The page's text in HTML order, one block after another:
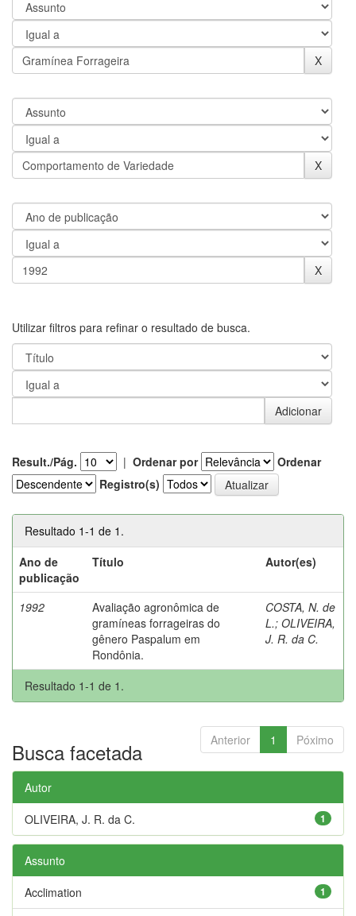
Utilizar filtros para refinar o resultado de busca.
Result./Pág. | Ordenar por
Ordenar
Registro(s)
Resultado 1-1 de 1.
Ano de
publicação
Título Autor(es)
1992
Avaliação agronômica de
gramíneas forrageiras do
gênero Paspalum em
Rondônia.
COSTA, N. de
L.; OLIVEIRA,
J. R. da C.
Resultado 1-1 de 1.
Anterior 1 Póximo
Busca facetada
Autor
1
OLIVEIRA, J. R. da C.
Assunto
1
Acclimation